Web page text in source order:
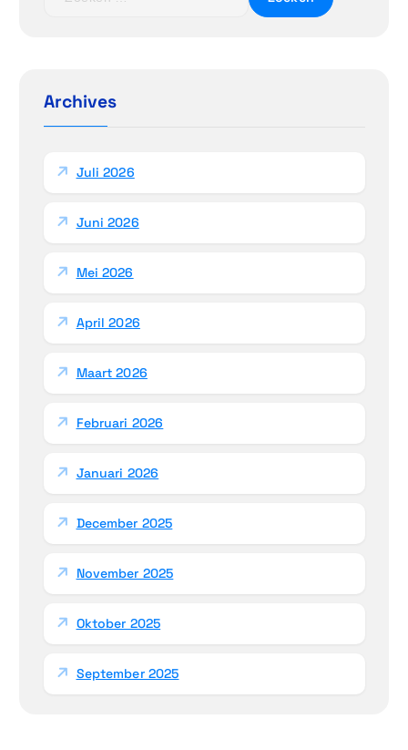
n
nArchives
Juli 2026
Juni 2026
Mei 2026
April 2026
Maart 2026
Februari 2026
Januari 2026
December 2025
November 2025
Oktober 2025
September 2025